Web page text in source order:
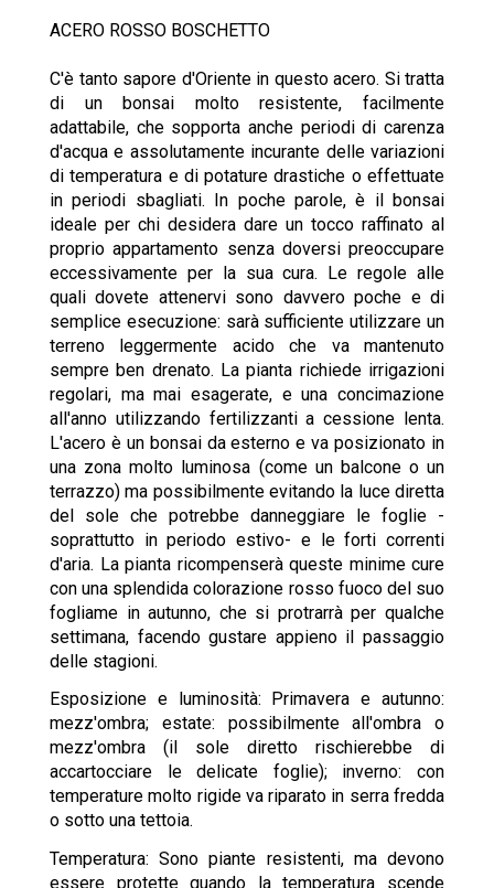
ACERO ROSSO BOSCHETTO
C'è tanto sapore d'Oriente in questo acero. Si tratta
di un bonsai molto resistente, facilmente
adattabile, che sopporta anche periodi di carenza
d'acqua e assolutamente incurante delle variazioni
di temperatura e di potature drastiche o effettuate
in periodi sbagliati. In poche parole, è il bonsai
ideale per chi desidera dare un tocco raffinato al
proprio appartamento senza doversi preoccupare
eccessivamente per la sua cura. Le regole alle
quali dovete attenervi sono davvero poche e di
semplice esecuzione: sarà sufficiente utilizzare un
terreno leggermente acido che va mantenuto
sempre ben drenato. La pianta richiede irrigazioni
regolari, ma mai esagerate, e una concimazione
all'anno utilizzando fertilizzanti a cessione lenta.
L'acero è un bonsai da esterno e va posizionato in
una zona molto luminosa (come un balcone o un
terrazzo) ma possibilmente evitando la luce diretta
del sole che potrebbe danneggiare le foglie -
soprattutto in periodo estivo- e le forti correnti
d'aria. La pianta ricompenserà queste minime cure
con una splendida colorazione rosso fuoco del suo
fogliame in autunno, che si protrarrà per qualche
settimana, facendo gustare appieno il passaggio
delle stagioni.
Esposizione e luminosità: Primavera e autunno:
mezz'ombra; estate: possibilmente all'ombra o
mezz'ombra (il sole diretto rischierebbe di
accartocciare le delicate foglie); inverno: con
temperature molto rigide va riparato in serra fredda
o sotto una tettoia.
Temperatura: Sono piante resistenti, ma devono
essere protette quando la temperatura scende